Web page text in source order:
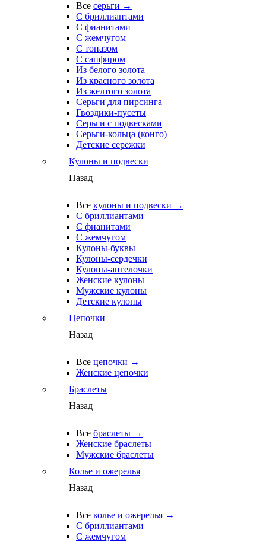
Все серьги →
С бриллиантами
С фианитами
С жемчугом
С топазом
С сапфиром
Из белого золота
Из красного золота
Из желтого золота
Серьги для пирсинга
Гвоздики-пусеты
Серьги с подвесками
Серьги-кольца (конго)
Детские сережки
Кулоны и подвески
Назад
Все кулоны и подвески →
С бриллиантами
С фианитами
С жемчугом
Кулоны-буквы
Кулоны-сердечки
Кулоны-ангелочки
Женские кулоны
Мужские кулоны
Детские кулоны
Цепочки
Назад
Все цепочки →
Женские цепочки
Браслеты
Назад
Все браслеты →
Женские браслеты
Мужские браслеты
Колье и ожерелья
Назад
Все колье и ожерелья →
С бриллиантами
С жемчугом